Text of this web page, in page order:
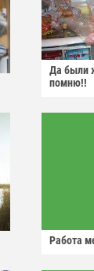
Да были
помню!!
Работа